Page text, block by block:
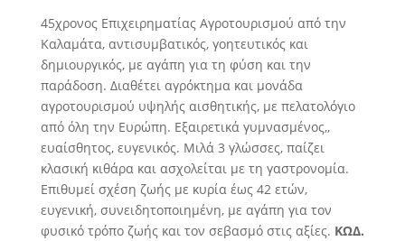
45χρονος Επιχειρηματίας Αγροτουρισμού από την
Καλαμάτα, αντισυμβατικός, γοητευτικός και
δημιουργικός, με αγάπη για τη φύση και την
παράδοση. Διαθέτει αγρόκτημα και μονάδα
αγροτουρισμού υψηλής αισθητικής, με πελατολόγιο
από όλη την Ευρώπη. Εξαιρετικά γυμνασμένος,,
ευαίσθητος, ευγενικός. Μιλά 3 γλώσσες, παίζει
κλασική κιθάρα και ασχολείται με τη γαστρονομία.
Επιθυμεί σχέση ζωής με κυρία έως 42 ετών,
ευγενική, συνειδητοποιημένη, με αγάπη για τον
φυσικό τρόπο ζωής και τον σεβασμό στις αξίες. ΚΩΔ.